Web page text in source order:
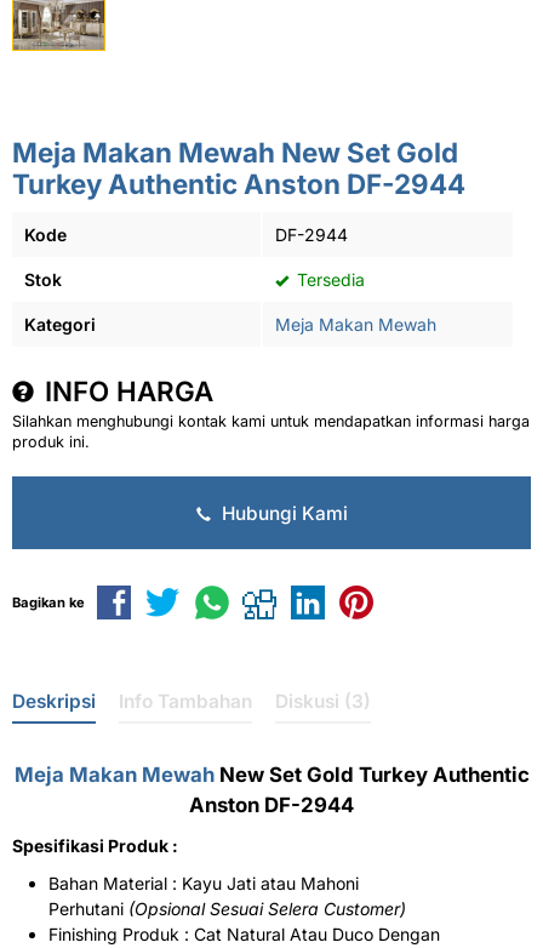
Meja Makan Mewah New Set Gold
Turkey Authentic Anston DF-2944
Kode DF-2944
Stok Tersedia
Kategori Meja Makan Mewah
INFO HARGA
Silahkan menghubungi kontak kami untuk mendapatkan informasi harga
produk ini.
Hubungi Kami
Bagikan ke
Deskripsi Info Tambahan Diskusi (3)
Meja Makan MewahNew Set Gold Turkey Authentic
Anston DF-2944
Spesifikasi Produk :
Bahan Material : Kayu Jati atau Mahoni
Perhutani (Opsional Sesuai Selera Customer)
Finishing Produk : Cat Natural Atau Duco Dengan